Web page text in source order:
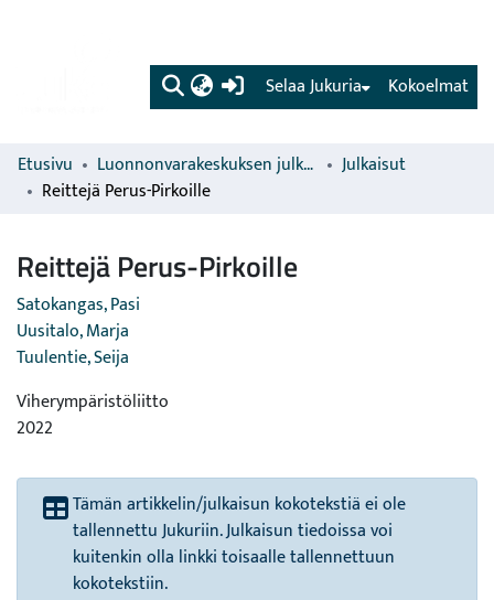
(current) Kokoelmat
Selaa Jukuria
Etusivu Luonnonvarakeskuksen julkaisut
Julkaisut
Reittejä Perus-Pirkoille
Reittejä Perus-Pirkoille
Satokangas, Pasi
Uusitalo, Marja
Tuulentie, Seija
Viherympäristöliitto
2022
Tämän artikkelin/julkaisun kokotekstiä ei ole
tallennettu Jukuriin. Julkaisun tiedoissa voi
kuitenkin olla linkki toisaalle tallennettuun
kokotekstiin.